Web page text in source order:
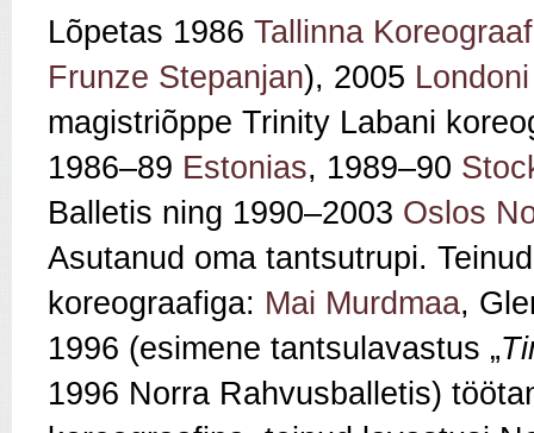
Lõpetas 1986 Tallinna
Frunze Stepanjan), 2005 Londoni
magistriõppe Trinity Labani
1986–89 Estonias, 1989–90
Balletis ning 1990–2003 Oslos
Asutanud oma tantsutrupi.
koreograafiga: Mai Murdmaa,
1996 (esimene tantsulavastus „
1996 Norra Rahvusballetis)